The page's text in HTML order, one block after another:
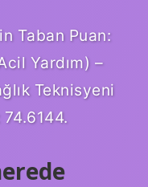
Taban Puan:
Yardım) –
Teknisyeni